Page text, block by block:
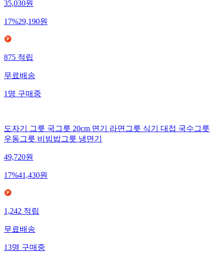
35,030원
17%29,190원
875적립
무료배송
1명구매중
도자기 그릇 국그릇 20cm 면기 라면그릇 식기 대접 국수그릇
우동그릇 비빔밥그릇 냉면기
49,720원
17%41,430원
1,242적립
무료배송
13명구매중